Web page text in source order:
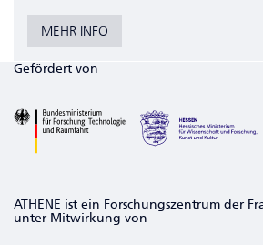
MEHR INFO
Gefördert von
ATHENE ist ein Forschungszentrum der
unter Mitwirkung von